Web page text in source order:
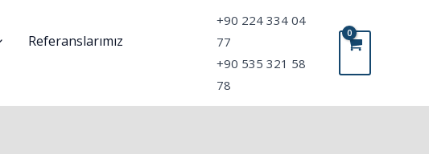
Referanslarımız
‎+90 224 334 04
77
+90 535 321 58
78